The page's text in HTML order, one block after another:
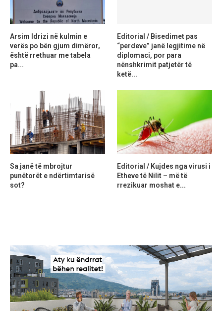
Arsim Idrizi në kulmin e
verës po bën gjum dimëror,
është rrethuar me tabela
pa...
Editorial / Bisedimet pas
“perdeve” janë legjitime në
diplomaci, por para
nënshkrimit patjetër të
ketë...
Sa janë të mbrojtur
punëtorët e ndërtimtarisë
sot?
Editorial / Kujdes nga virusi i
Etheve të Nilit – më të
rrezikuar moshat e...